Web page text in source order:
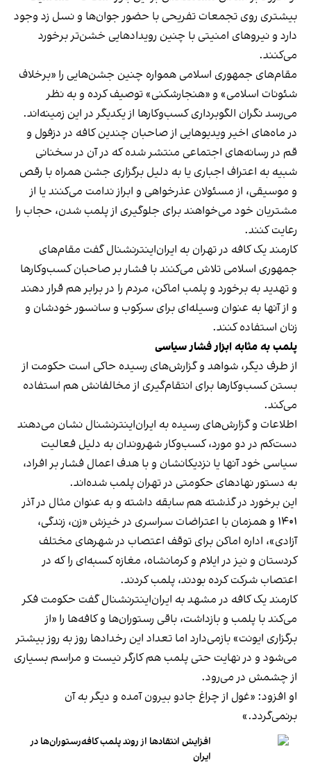
بیشتری روی تجمعات تفریحی با حضور جوان‌ها و نسل زد وجود
دارد و نیروهای امنیتی با چنین رویدادهایی خشن‌تر برخورد
می‌کنند.
مقام‌های جمهوری اسلامی همواره چنین جشن‌هایی را «برخلاف
شئونات اسلامی» و «هنجارشکنی» توصیف کرده و به نظر
می‌رسد نگران الگوبرداری کسب‌وکارها از یکدیگر در این زمینه‌اند.
در ماه‌های اخیر ویدیوهایی از صاحبان چندین کافه در دزفول و
قم در رسانه‌های اجتماعی منتشر شده که در آن در سخنانی
شبیه به اعتراف اجباری یا به دلیل برگزاری جشن همراه با رقص
و موسیقی، از مسئولان عذرخواهی و ابراز ندامت می‌کنند یا از
مشتریان خود می‌خواهند برای جلوگیری از پلمب شدن، حجاب را
رعایت کنند.
کارمند یک کافه در تهران به ایران‌اینترنشنال گفت مقام‌های
جمهوری اسلامی تلاش می‌کنند با فشار بر صاحبان کسب‌وکارها
و تهدید به برخورد و پلمب اماکن، مردم را در برابر هم قرار دهند
و از آنها به عنوان وسیله‌ای برای سرکوب و سانسور خودشان و
زنان استفاده کنند.
پلمب به مثابه ابزار فشار سیاسی
از طرف دیگر، شواهد و گزارش‌های رسیده حاکی است حکومت از
بستن کسب‌وکارها برای انتقام‌گیری از مخالفانش هم استفاده
می‌کند.
اطلاعات و گزارش‌های رسیده به ایران‌اینترنشنال نشان می‌دهند
دست‌کم در دو مورد، کسب‌وکار شهروندان به دلیل فعالیت
سیاسی خود آنها یا نزدیکانشان و با هدف اعمال فشار بر افراد،
به دستور نهادهای حکومتی در تهران پلمب شده‌اند.
این برخورد در گذشته هم سابقه داشته و به عنوان مثال در آذر
۱۴۰۱ و همزمان با اعتراضات سراسری در خیزش «زن، زندگی،
آزادی»، اداره اماکن برای توقف اعتصاب در شهرهای مختلف
کردستان و نیز در ایلام و کرمانشاه، مغازه کسبه‌ای را که در
اعتصاب شرکت کرده بودند، پلمب کردند.
کارمند یک کافه در مشهد به ایران‌اینترنشنال گفت حکومت فکر
می‌کند با پلمب و بازداشت، باقی رستوران‌ها و کافه‌ها را «از
برگزاری ایونت» بازمی‌دارد اما تعداد این رخدادها روز به روز بیشتر
می‌شود و در نهایت حتی پلمب هم کارگر نیست و مراسم بسیاری
از چشمش در می‌رود.
او افزود: «غول از چراغ جادو بیرون آمده و دیگر به آن
برنمی‎‌گردد.»
افزایش انتقادها از روند پلمب کافه‌رستوران‌ها در
ایران